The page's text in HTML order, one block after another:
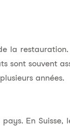
la
sont souvent
années.
En